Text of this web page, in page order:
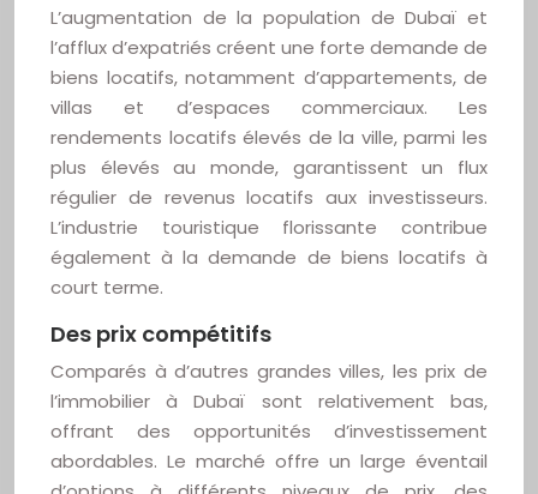
L’augmentation de la population de Dubaï et
l’afflux d’expatriés créent une forte demande de
biens locatifs, notamment d’appartements, de
villas et d’espaces commerciaux. Les
rendements locatifs élevés de la ville, parmi les
plus élevés au monde, garantissent un flux
régulier de revenus locatifs aux investisseurs.
L’industrie touristique florissante contribue
également à la demande de biens locatifs à
court terme.
Des prix compétitifs
Comparés à d’autres grandes villes, les prix de
l’immobilier à Dubaï sont relativement bas,
offrant des opportunités d’investissement
abordables. Le marché offre un large éventail